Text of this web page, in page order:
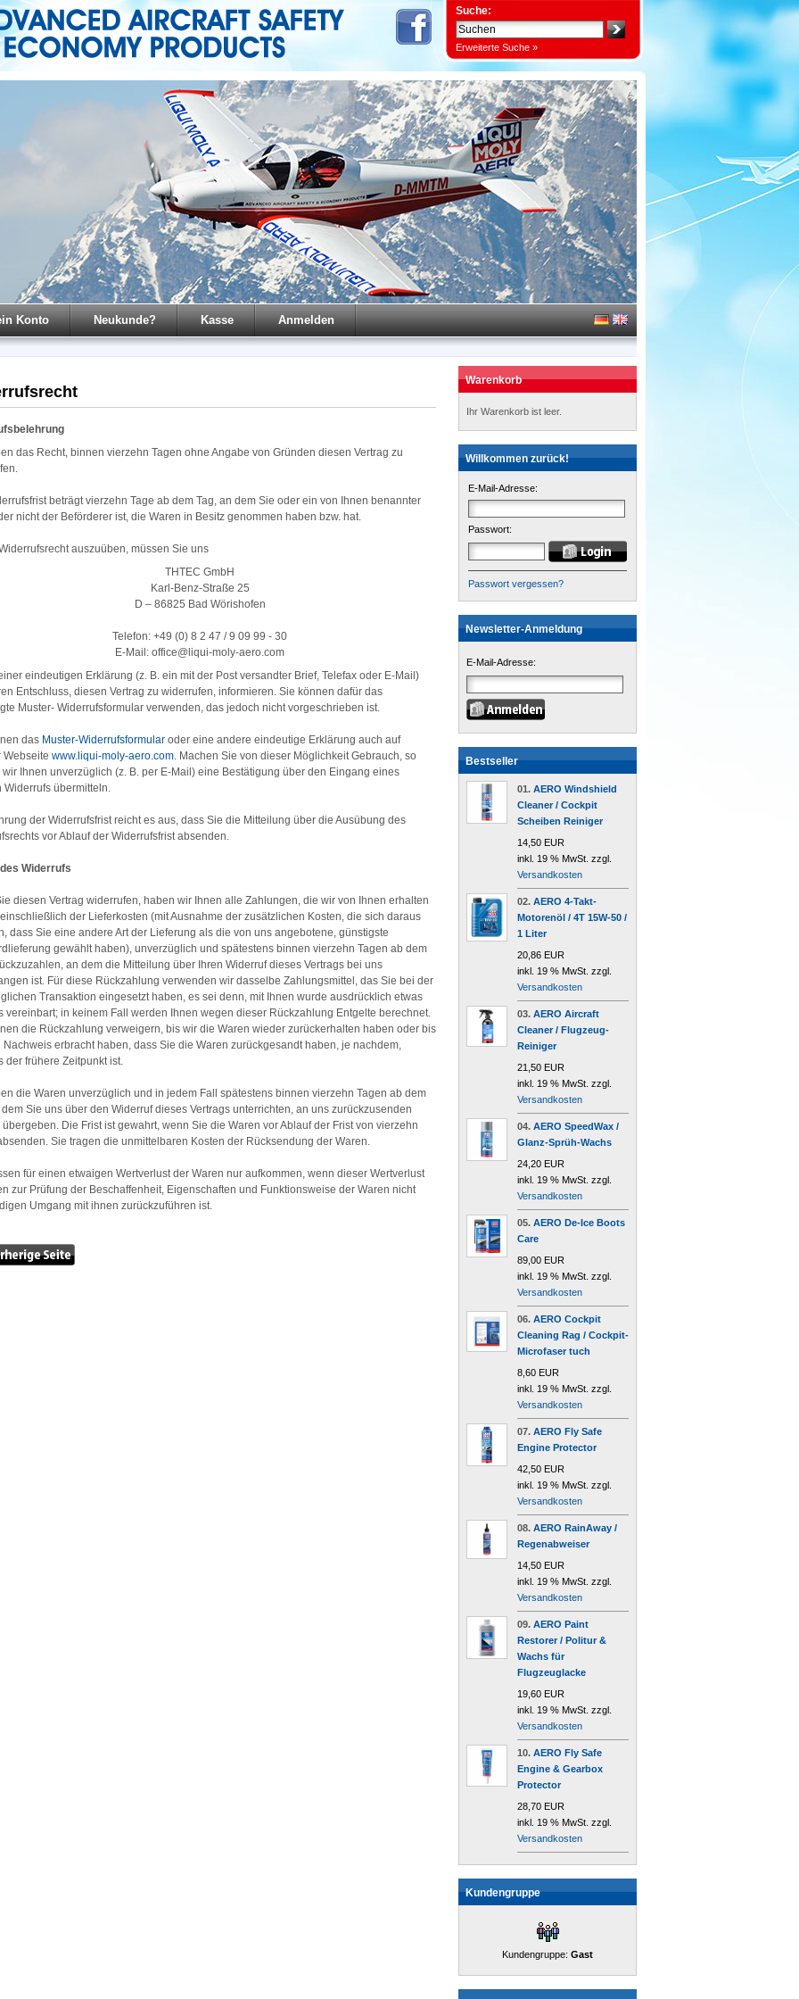
Suche:
Erweiterte Suche »
Konto Neukunde? Kasse Anmelden
das Recht, binnen vierzehn Tagen ohne Angabe von Gründen diesen Vertrag zu
beträgt vierzehn Tage ab dem Tag, an dem Sie oder ein von Ihnen benannter
nicht der Beförderer ist, die Waren in Besitz genommen haben bzw. hat.
auszuüben, müssen Sie uns
THTEC GmbH
Karl-Benz-Straße 25
D – 86825 Bad Wörishofen
Telefon: +49 (0) 8 2 47 / 9 09 99 - 30
E-Mail: office@liqui-moly-aero.com
eindeutigen Erklärung (z. B. ein mit der Post versandter Brief, Telefax oder E-Mail)
Entschluss, diesen Vertrag zu widerrufen, informieren. Sie können dafür das
Muster- Widerrufsformular verwenden, das jedoch nicht vorgeschrieben ist.
das Muster-Widerrufsformular oder eine andere eindeutige Erklärung auch auf
Webseite www.liqui-moly-aero.com. Machen Sie von dieser Möglichkeit Gebrauch, so
Ihnen unverzüglich (z. B. per E-Mail) eine Bestätigung über den Eingang eines
Widerrufs übermitteln.
der Widerrufsfrist reicht es aus, dass Sie die Mitteilung über die Ausübung des
vor Ablauf der Widerrufsfrist absenden.
Widerrufs
diesen Vertrag widerrufen, haben wir Ihnen alle Zahlungen, die wir von Ihnen erhalten
der Lieferkosten (mit Ausnahme der zusätzlichen Kosten, die sich daraus
dass Sie eine andere Art der Lieferung als die von uns angebotene, günstigste
gewählt haben), unverzüglich und spätestens binnen vierzehn Tagen ab dem
an dem die Mitteilung über Ihren Widerruf dieses Vertrags bei uns
ist. Für diese Rückzahlung verwenden wir dasselbe Zahlungsmittel, das Sie bei der
Transaktion eingesetzt haben, es sei denn, mit Ihnen wurde ausdrücklich etwas
vereinbart; in keinem Fall werden Ihnen wegen dieser Rückzahlung Entgelte berechnet.
die Rückzahlung verweigern, bis wir die Waren wieder zurückerhalten haben oder bis
Nachweis erbracht haben, dass Sie die Waren zurückgesandt haben, je nachdem,
der frühere Zeitpunkt ist.
die Waren unverzüglich und in jedem Fall spätestens binnen vierzehn Tagen ab dem
dem Sie uns über den Widerruf dieses Vertrags unterrichten, an uns zurückzusenden
Die Frist ist gewahrt, wenn Sie die Waren vor Ablauf der Frist von vierzehn
Sie tragen die unmittelbaren Kosten der Rücksendung der Waren.
für einen etwaigen Wertverlust der Waren nur aufkommen, wenn dieser Wertverlust
zur Prüfung der Beschaffenheit, Eigenschaften und Funktionsweise der Waren nicht
Umgang mit ihnen zurückzuführen ist.
Warenkorb
Ihr Warenkorb ist leer.
Willkommen zurück!
E-Mail-Adresse:
Passwort:
Passwort vergessen?
Newsletter-Anmeldung
E-Mail-Adresse:
Bestseller
01. AERO Windshield
Cleaner / Cockpit
Scheiben Reiniger
14,50 EUR
inkl. 19 % MwSt. zzgl.
Versandkosten
02. AERO 4-Takt-
Motorenöl / 4T 15W-50 /
1 Liter
20,86 EUR
inkl. 19 % MwSt. zzgl.
Versandkosten
03. AERO Aircraft
Cleaner / Flugzeug-
Reiniger
21,50 EUR
inkl. 19 % MwSt. zzgl.
Versandkosten
04. AERO SpeedWax /
Glanz-Sprüh-Wachs
24,20 EUR
inkl. 19 % MwSt. zzgl.
Versandkosten
05. AERO De-Ice Boots
Care
89,00 EUR
inkl. 19 % MwSt. zzgl.
Versandkosten
06. AERO Cockpit
Cleaning Rag / Cockpit-
Microfaser tuch
8,60 EUR
inkl. 19 % MwSt. zzgl.
Versandkosten
07. AERO Fly Safe
Engine Protector
42,50 EUR
inkl. 19 % MwSt. zzgl.
Versandkosten
08. AERO RainAway /
Regenabweiser
14,50 EUR
inkl. 19 % MwSt. zzgl.
Versandkosten
09. AERO Paint
Restorer / Politur &
Wachs für
Flugzeuglacke
19,60 EUR
inkl. 19 % MwSt. zzgl.
Versandkosten
10. AERO Fly Safe
Engine & Gearbox
Protector
28,70 EUR
inkl. 19 % MwSt. zzgl.
Versandkosten
Kundengruppe
Kundengruppe: Gast